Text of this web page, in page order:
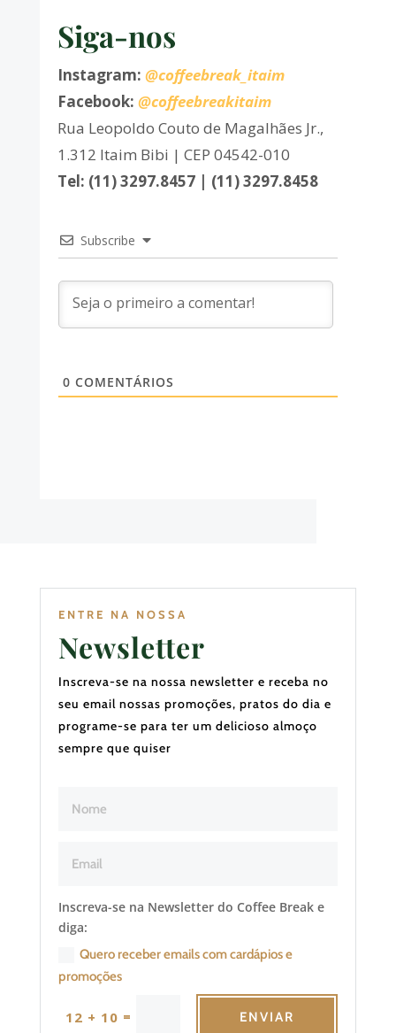
Siga-nos
Instagram: @coffeebreak_itaim
Facebook: @coffeebreakitaim
Rua Leopoldo Couto de Magalhães Jr.,
1.312 Itaim Bibi | CEP 04542-010
Tel: (11) 3297.8457 | (11) 3297.8458
Subscribe
0 COMENTÁRIOS
ENTRE NA NOSSA
Newsletter
Inscreva-se na nossa newsletter e receba no
seu email nossas promoções, pratos do dia e
programe-se para ter um delicioso almoço
sempre que quiser
Inscreva-se na Newsletter do Coffee Break e
diga:
Quero receber emails com cardápios e
promoções
12 + 10 = ENVIAR